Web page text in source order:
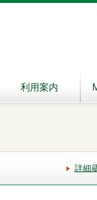
利用案内
詳細